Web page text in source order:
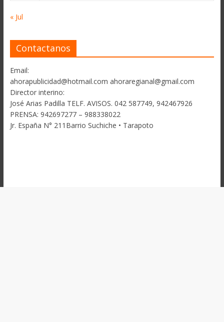
« Jul
Contactanos
Email:
ahorapublicidad@hotmail.com ahoraregianal@gmail.com
Director interino:
José Arias Padilla TELF. AVISOS. 042 587749, 942467926
PRENSA: 942697277 – 988338022
Jr. España N° 211Barrio Suchiche • Tarapoto